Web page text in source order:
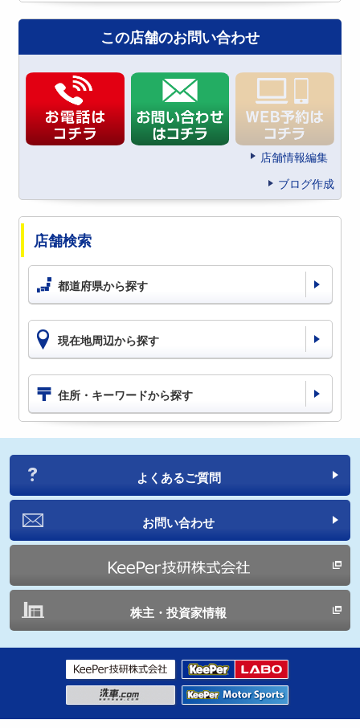
この店舗のお問い合わせ
店舗情報編集
ブログ作成
店舗検索
都道府県から探す
現在地周辺から探す
住所・キーワードから探す
よくあるご質問
お問い合わせ
株主・投資家情報